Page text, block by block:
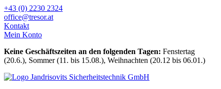
Zum
Inhalt
wechseln
+43 (0) 2230 2324
office@tresor.at
Kontakt
Mein Konto
Keine Geschäftszeiten an den folgenden Tagen: Fenstertag
(20.6.), Sommer (11. bis 15.08.), Weihnachten (20.12 bis 06.01.)